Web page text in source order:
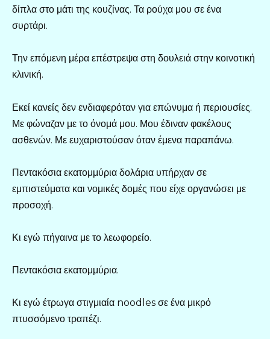
δίπλα στο μάτι της κουζίνας. Τα ρούχα μου σε ένα
συρτάρι.
Την επόμενη μέρα επέστρεψα στη δουλειά στην κοινοτική
κλινική.
Εκεί κανείς δεν ενδιαφερόταν για επώνυμα ή περιουσίες.
Με φώναζαν με το όνομά μου. Μου έδιναν φακέλους
ασθενών. Με ευχαριστούσαν όταν έμενα παραπάνω.
Πεντακόσια εκατομμύρια δολάρια υπήρχαν σε
εμπιστεύματα και νομικές δομές που είχε οργανώσει με
προσοχή.
Κι εγώ πήγαινα με το λεωφορείο.
Πεντακόσια εκατομμύρια.
Κι εγώ έτρωγα στιγμιαία noodles σε ένα μικρό
πτυσσόμενο τραπέζι.